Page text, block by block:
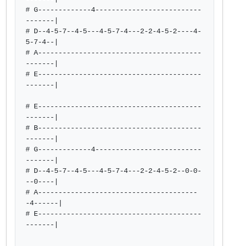
# G-------------4--------------------------
-------|
# D--4-5-7--4-5---4-5-7-4---2-2-4-5-2----4-
5-7-4--|
# A----------------------------------------
-------|
# E----------------------------------------
-------|
# E----------------------------------------
-------|
# B----------------------------------------
-------|
# G-------------4--------------------------
-------|
# D--4-5-7--4-5---4-5-7-4---2-2-4-5-2--0-0-
--0----|
# A---------------------------------------
-4------|
# E----------------------------------------
-------|